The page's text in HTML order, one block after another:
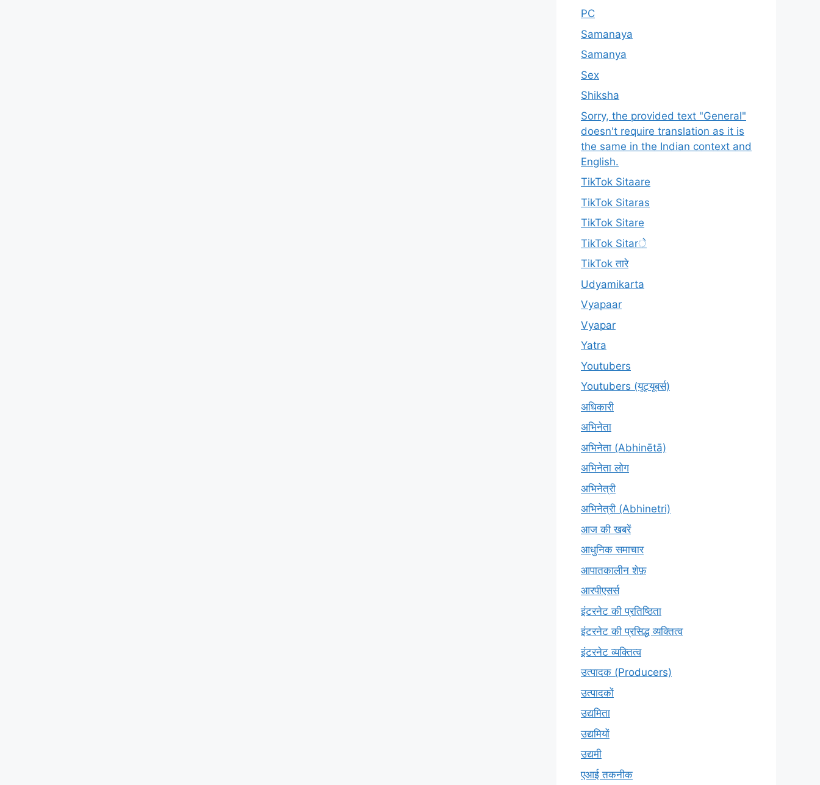
PC
Samanaya
Samanya
Sex
Shiksha
Sorry, the provided text "General"
doesn't require translation as it is
the same in the Indian context and
English.
TikTok Sitaare
TikTok Sitaras
TikTok Sitare
TikTok Sitarे
TikTok तारे
Udyamikarta
Vyapaar
Vyapar
Yatra
Youtubers
Youtubers (यूट्यूबर्स)
अधिकारी
अभिनेता
अभिनेता (Abhinētā)
अभिनेता लोग
अभिनेत्री
अभिनेत्री (Abhinetri)
आज की खबरें
आधुनिक समाचार
आपातकालीन शेफ़
आरपीएसर्स
इंटरनेट की प्रतिष्ठिता
इंटरनेट की प्रसिद्ध व्यक्तित्व
इंटरनेट व्यक्तित्व
उत्पादक (Producers)
उत्पादकों
उद्यमिता
उद्यमियों
उद्यमी
एआई तकनीक